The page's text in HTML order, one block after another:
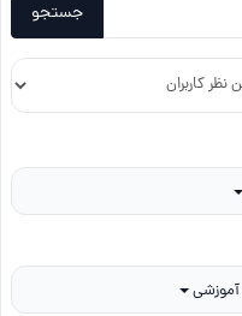
جستجو